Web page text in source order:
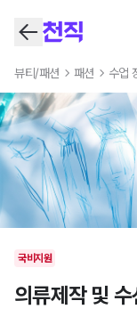
뷰티/패션 패션 수업
국비지원
의류제작 및